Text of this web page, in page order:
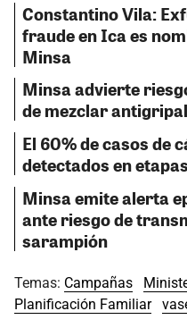
Constantino Vila:
fraude en Ica es
Minsa
Minsa advierte
de mezclar
El 60% de casos de
detectados en
Minsa emite alerta
ante riesgo de
sarampión
Temas: Campañas
Planificación Familiar